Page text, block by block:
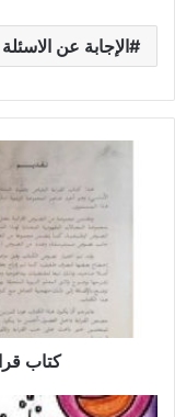
الإجابة عن الاسئلة
-التسعينات
كتاب
تقييم